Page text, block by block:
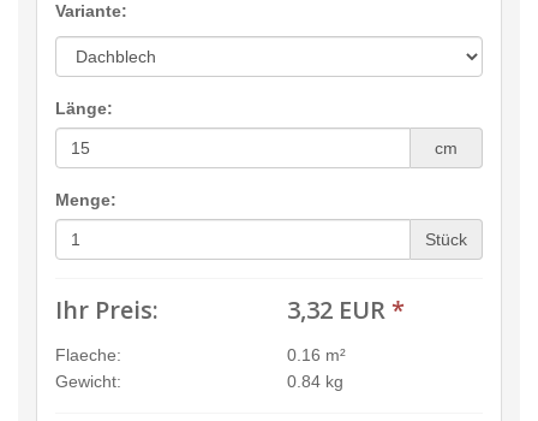
Variante:
Länge:
cm
Menge:
Stück
Ihr Preis: 3,32 EUR*
Flaeche:
0.16 m²
Gewicht:
0.84 kg